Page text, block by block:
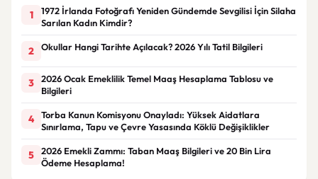
1
1972 İrlanda Fotoğrafı Yeniden Gündemde Sevgilisi İçin Silaha
Sarılan Kadın Kimdir?
2 Okullar Hangi Tarihte Açılacak? 2026 Yılı Tatil Bilgileri
3
2026 Ocak Emeklilik Temel Maaş Hesaplama Tablosu ve
Bilgileri
4
Torba Kanun Komisyonu Onayladı: Yüksek Aidatlara
Sınırlama, Tapu ve Çevre Yasasında Köklü Değişiklikler
5
2026 Emekli Zammı: Taban Maaş Bilgileri ve 20 Bin Lira
Ödeme Hesaplama!